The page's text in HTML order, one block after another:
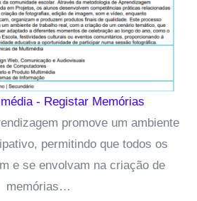
- Registar Memórias
promove um ambiente
permitindo que todos os
e se envolvam na criação de
memórias…